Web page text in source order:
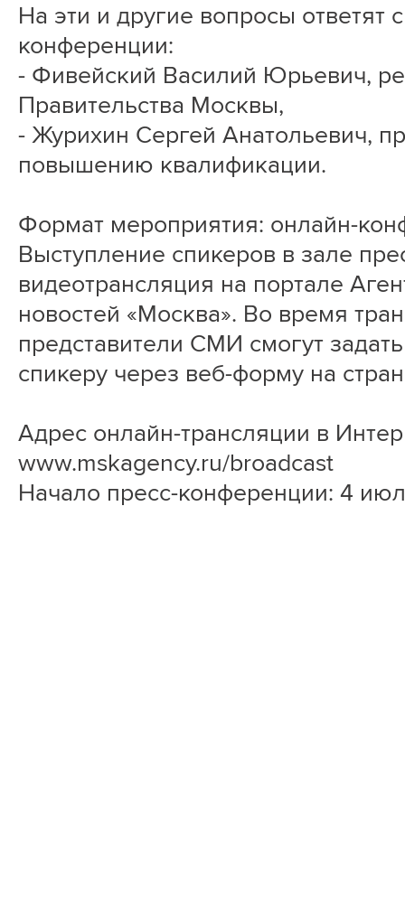
На эти и другие вопросы ответят
конференции:
- Фивейский Василий Юрьевич,
Правительства Москвы,
- Журихин Сергей Анатольевич,
повышению квалификации.
Формат мероприятия: онлайн-
Выступление спикеров в зале
видеотрансляция на портале
новостей «Москва». Во время
представители СМИ смогут
спикеру через веб-форму на
Адрес онлайн-трансляции в
www.mskagency.ru/broadcast
Начало пресс-конференции: 4